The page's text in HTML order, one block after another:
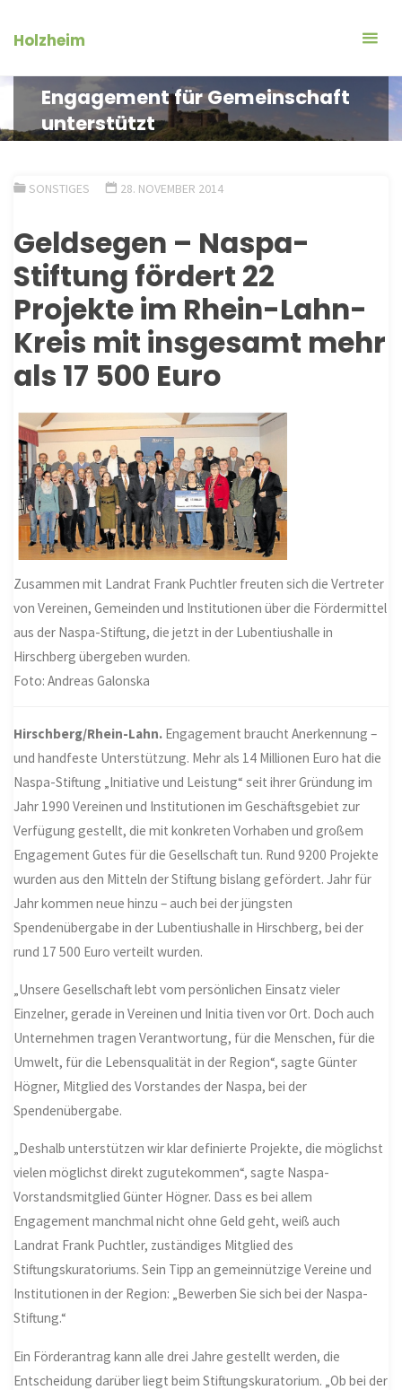
InhaltHolzheim
Engagement für Gemeinschaft
unterstützt
SONSTIGES 28. NOVEMBER 2014
Geldsegen – Naspa-
Stiftung fördert 22
Projekte im Rhein-Lahn-
Kreis mit insgesamt mehr
als 17 500 Euro
Zusammen mit Landrat Frank Puchtler freuten sich die Vertreter
von Vereinen, Gemeinden und Institutionen über die Fördermittel
aus der Naspa-Stiftung, die jetzt in der Lubentiushalle in
Hirschberg übergeben wurden.
Foto: Andreas Galonska
Hirschberg/Rhein-Lahn. Engagement braucht Anerkennung –
und handfeste Unterstützung. Mehr als 14 Millionen Euro hat die
Naspa-Stiftung „Initiative und Leistung“ seit ihrer Gründung im
Jahr 1990 Vereinen und Institutionen im Geschäftsgebiet zur
Verfügung gestellt, die mit konkreten Vorhaben und großem
Engagement Gutes für die Gesellschaft tun. Rund 9200 Projekte
wurden aus den Mitteln der Stiftung bislang gefördert. Jahr für
Jahr kommen neue hinzu – auch bei der jüngsten
Spendenübergabe in der Lubentiushalle in Hirschberg, bei der
rund 17 500 Euro verteilt wurden.
„Unsere Gesellschaft lebt vom persönlichen Einsatz vieler
Einzelner, gerade in Vereinen und Initia tiven vor Ort. Doch auch
Unternehmen tragen Verantwortung, für die Menschen, für die
Umwelt, für die Lebensqualität in der Region“, sagte Günter
Högner, Mitglied des Vorstandes der Naspa, bei der
Spendenübergabe.
„Deshalb unterstützen wir klar definierte Projekte, die möglichst
vielen möglichst direkt zugutekommen“, sagte Naspa-
Vorstandsmitglied Günter Högner. Dass es bei allem
Engagement manchmal nicht ohne Geld geht, weiß auch
Landrat Frank Puchtler, zuständiges Mitglied des
Stiftungskuratoriums. Sein Tipp an gemeinnützige Vereine und
Institutionen in der Region: „Bewerben Sie sich bei der Naspa-
Stiftung.“
Ein Förderantrag kann alle drei Jahre gestellt werden, die
Entscheidung darüber liegt beim Stiftungskuratorium. „Ob bei der